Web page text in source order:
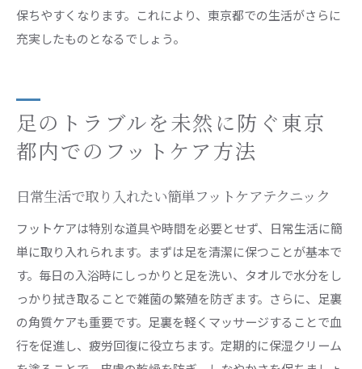
保ちやすくなります。これにより、東京都での生活がさらに
充実したものとなるでしょう。
足のトラブルを未然に防ぐ東京
都内でのフットケア方法
日常生活で取り入れたい簡単フットケアテクニック
フットケアは特別な道具や時間を必要とせず、日常生活に簡
単に取り入れられます。まずは足を清潔に保つことが基本で
す。毎日の入浴時にしっかりと足を洗い、タオルで水分をし
っかり拭き取ることで雑菌の繁殖を防ぎます。さらに、足裏
の角質ケアも重要です。足裏を軽くマッサージすることで血
行を促進し、疲労回復に役立ちます。定期的に保湿クリーム